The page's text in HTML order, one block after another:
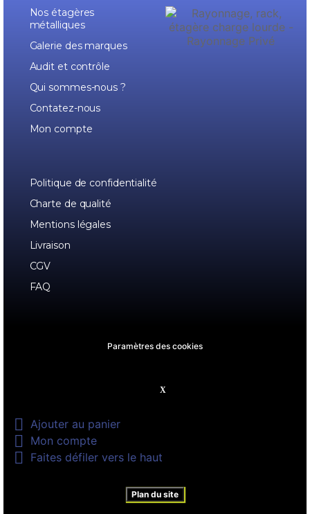
Nos étagères
métalliques
Galerie des marques
Audit et contrôle
Qui sommes-nous ?
Contatez-nous
Mon compte
Politique de confidentialité
Charte de qualité
Mentions légales
Livraison
CGV
FAQ
Paramètres des cookies
 Ajouter au panier
 Mon compte
 Faites défiler vers le haut
Plan du site